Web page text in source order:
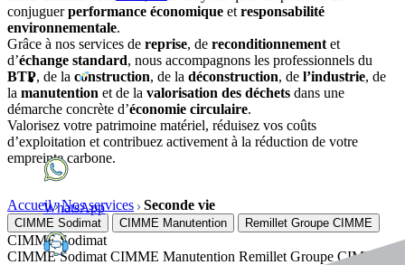
WhatsApp
conjuguerperformance économique et responsabilité
environnementale.
Grâce à nos services de reprise, de reconditionnement et
d’échange standard, nous accompagnons les professionnels du
BTP, de la construction, de la déconstruction, de l’industrie, de
la manutention et de la valorisation des déchets dans une
démarche concrète d’économie circulaire.
Valorisez votre patrimoine matériel, réduisez vos coûts
d’exploitation et contribuez activement à la réduction de votre
empreinte carbone.
Accueil Nos services Seconde vie
CIMME Sodimat CIMME Manutention Remillet Groupe CIMME
CIMME Sodimat
CIMME Sodimat CIMME Manutention Remillet Groupe CIMME